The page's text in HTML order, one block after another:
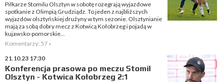
Piłkarze Stomilu Olsztyn w sobotę rozegrają wyjazdowe
spotkanie z Olimpią Grudziądz. To jeden z najbliższych
wyjazdów olsztyńskiej drużyny w tym sezonie. Olsztynianie
mają za sobą dobry mecz z Kotwicą Kołobrzeg i pojadą w
kujawsko-pomorskie...
Komentarzy: 57 »
21.10.23 17:30
Konferencja prasowa po meczu Stomil
Olsztyn - Kotwica Kołobrzeg 2:1